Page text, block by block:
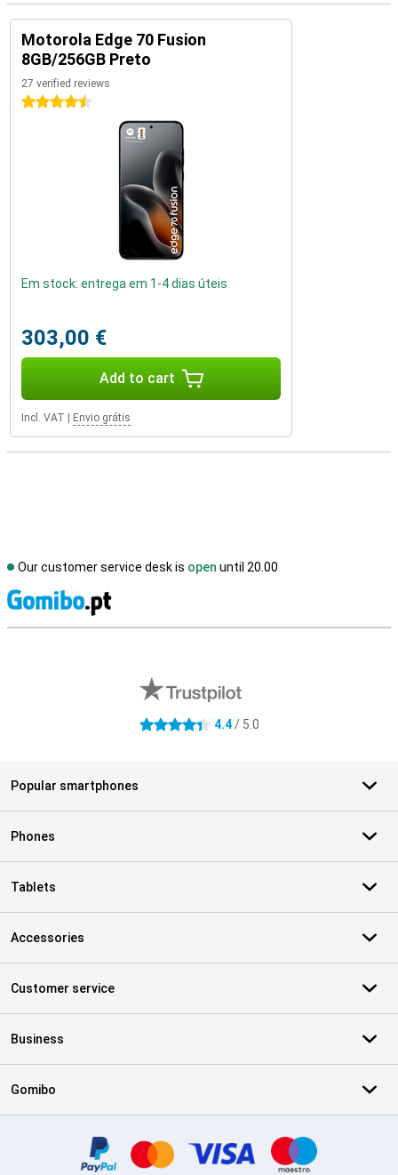
Motorola Edge 70 Fusion
8GB/256GB Preto
27 verified reviews
4.5 stars
Em stock: entrega em 1-4 dias úteis
303,00 €
Add to cart
Incl. VAT Envio grátis
Our customer service desk is open until 20.00
4.4 stars 4.4/ 5.0
Popular smartphones
Phones
Tablets
Accessories
Customer service
Business
Gomibo